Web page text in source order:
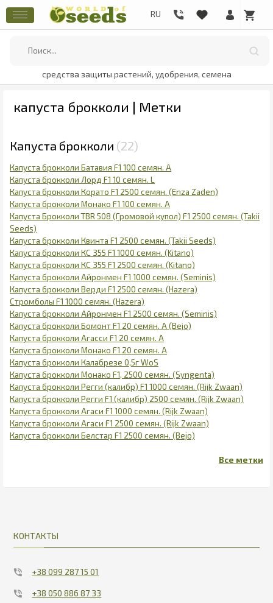
средства защиты растений, удобрения, семена
капуста брокколи | Метки
Капуста брокколи 22
Капуста брокколи Батавия F1 100 семян. А
Капуста брокколи Лорд F1 10 семян. L
Капуста брокколи Корато F1 2500 семян. (Enza Zaden)
Капуста брокколи Монако F1 100 семян. А
Капуста Брокколи TBR 508 (Громовой купол) F1 2500 семян. (Takii
Seeds)
Капуста брокколи Квинта F1 2500 семян. (Takii Seeds)
Капуста брокколи КС 355 F1 1000 семян. (Kitano)
Капуста брокколи КС 355 F1 2500 семян. (Kitano)
Капуста брокколи Айронмен F1 1000 семян. (Seminis)
Капуста брокколи Верди F1 2500 семян. (Hazera)
Стромболы F1 1000 семян. (Hazera)
Капуста брокколи Айронмен F1 2500 семян. (Seminis)
Капуста брокколи Бомонт F1 20 семян. А (Bejo)
Капуста брокколи Агасси F1 20 семян. А
Капуста брокколи Монако F1 20 семян. А
Капуста брокколи Калабрезе 0,5г WoS
Капуста брокколи Монако F1, 2500 семян. (Syngenta)
Капуста брокколи Регги (калибр) F1 1000 семян. (Rijk Zwaan)
Капуста брокколи Регги F1 (калибр) 2500 семян. (Rijk Zwaan)
Капуста брокколи Агаси F1 1000 семян. (Rijk Zwaan)
Капуста брокколи Агаси F1 2500 семян. (Rijk Zwaan)
Капуста брокколи Белстар F1 2500 семян. (Bejo)
КОНТАКТЫ
+38 099 287 15 01
+38 050 886 87 33